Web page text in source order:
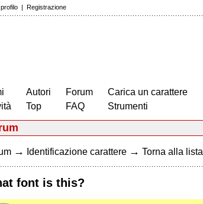
| Registrazione
Autori
Top
Forum
FAQ
Carica un carattere
Strumenti
→ Identificazione carattere → Torna alla lista
font is this?